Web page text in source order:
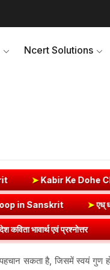
Ncert Solutions
Class 8 Hindi
| Sev Dhatu Roop in
➤Badrinath Dham
पहचान सकता है, जिसमें स्वयं